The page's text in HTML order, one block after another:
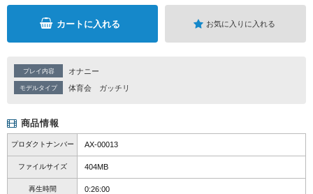
カートに入れる お気に入りに入れる
プレイ内容 オナニー
モデルタイプ 体育会 ガッチリ
商品情報
プロダクトナンバー AX-00013
ファイルサイズ 404MB
再生時間 0:26:00